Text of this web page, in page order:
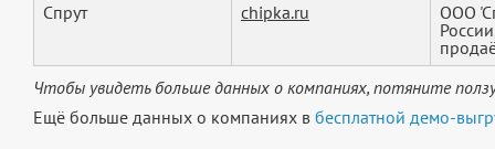
Спрут
chipka.ru
ООО
Чтобы увидеть больше данных о компаниях, потяните
Ещё больше данных о компаниях в бесплатной демо-